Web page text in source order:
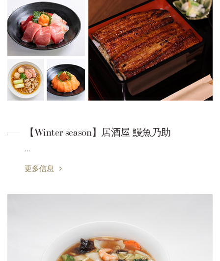
【Winter season】居酒屋 鰻魚乃助
…
更多信息